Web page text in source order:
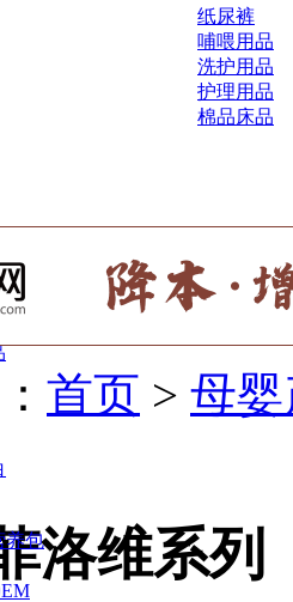
养包
纸尿裤
哺喂用品
洗护用品
护理用品
棉品床品
首页 > 母
洛维系列